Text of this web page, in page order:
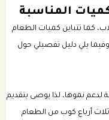
المناسبة
كما تتباين كميات الطعام
وفيما يلي دليل تفصيلي حول
لدعم نموها، لذا يوصى بتقديم
أرباع كوب من الطعام